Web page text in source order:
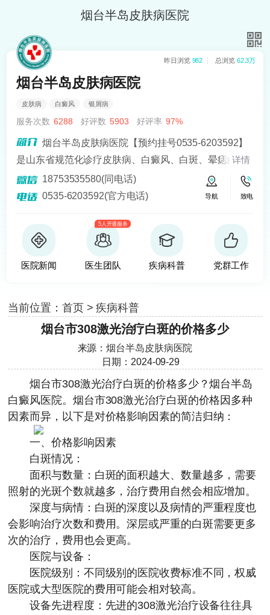
烟台半岛皮肤病医院
昨日浏览 982 总浏览 62.3万
烟台半岛皮肤病医院
皮肤病 白癜风 银屑病
服务次数 6288 好评数 5903 好评率 97%
烟台半岛皮肤病医院【预约挂号0535-6203592】
是山东省规范化诊疗皮肤病、白癜风、白斑、晕痣的医
院。熟悉皮肤病科常见病、多发病、疑难病的诊治，尤
其擅长光化学疗法、窄波紫外线、308准分子激光以及外
移植治疗白癜风，包括自体表皮移植、微小皮片移植、
自体培养黑素细胞移植等。
详情
18753535580(同电话)
0535-6203592(官方电话)
导航 致电
医院新闻
5人开通服务
医生团队 疾病科普 党群工作
当前位置： 首页>疾病科普
烟台市308激光治疗白斑的价格多少
来源：烟台半岛皮肤病医院
日期：2024-09-29
烟台市308激光治疗白斑的价格多少？烟台半岛
白癜风医院。烟台市308激光治疗白斑的价格因多种
因素而异，以下是对价格影响因素的简洁归纳：
一、价格影响因素
白斑情况：
面积与数量：白斑的面积越大、数量越多，需要
照射的光斑个数就越多，治疗费用自然会相应增加。
深度与病情：白斑的深度以及病情的严重程度也
会影响治疗次数和费用。深层或严重的白斑需要更多
次的治疗，费用也会更高。
医院与设备：
医院级别：不同级别的医院收费标准不同，权威
医院或大型医院的费用可能会相对较高。
设备先进程度：先进的308激光治疗设备往往具